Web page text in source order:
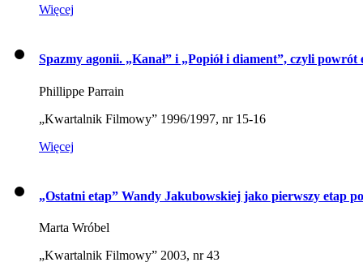
Więcej
Spazmy agonii. „Kanał” i „Popiół i diament”, czyli powrót
Phillippe Parrain
„Kwartalnik Filmowy” 1996/1997, nr 15-16
Więcej
„Ostatni etap” Wandy Jakubowskiej jako pierwszy etap
Marta Wróbel
„Kwartalnik Filmowy” 2003, nr 43